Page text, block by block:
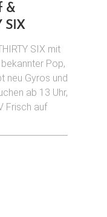
&
SIX
SIX mit
Pop,
neu Gyros und
ab 13 Uhr,
Frisch auf